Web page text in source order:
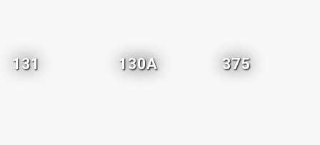
131 130A 375